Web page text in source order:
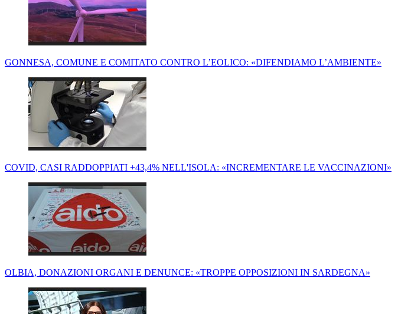
GONNESA, COMUNE E COMITATO CONTRO L’EOLICO: «DIFENDIAMO L’AMBIENTE»
COVID, CASI RADDOPPIATI +43,4% NELL'ISOLA: «INCREMENTARE LE VACCINAZIONI»
OLBIA, DONAZIONI ORGANI E DENUNCE: «TROPPE OPPOSIZIONI IN SARDEGNA»